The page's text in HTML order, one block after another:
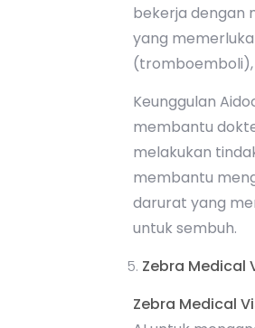
bekerja dengan
yang
Keunggulan
membantu
melakukan
membantu
darurat yang
untuk sembuh.
Zebra Medical
Zebra Medical